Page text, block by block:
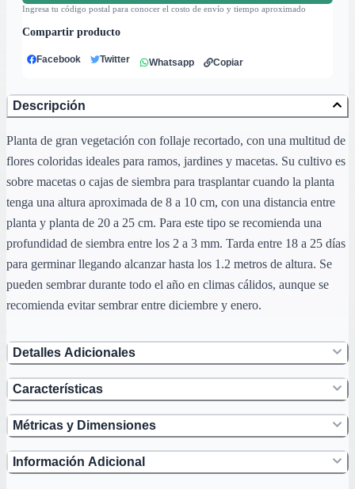
Ingresa tu código postal para conocer el costo de envío y tiempo aproximado
Compartir producto
Facebook Twitter Whatsapp Copiar
Descripción
Planta de gran vegetación con follaje recortado, con una multitud de
flores coloridas ideales para ramos, jardines y macetas. Su cultivo es
sobre macetas o cajas de siembra para trasplantar cuando la planta
tenga una altura aproximada de 8 a 10 cm, con una distancia entre
planta y planta de 20 a 25 cm. Para este tipo se recomienda una
profundidad de siembra entre los 2 a 3 mm. Tarda entre 18 a 25 días
para germinar llegando alcanzar hasta los 1.2 metros de altura. Se
pueden sembrar durante todo el año en climas cálidos, aunque se
recomienda evitar sembrar entre diciembre y enero.
Detalles Adicionales
Características
Métricas y Dimensiones
Información Adicional